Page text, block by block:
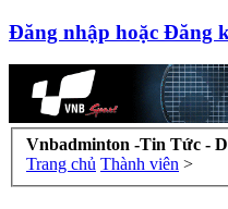
Đăng nhập hoặc Đăng
Vnbadminton -Tin Tức -
Trang chủ Thành viên >